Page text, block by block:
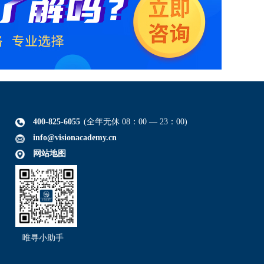
400-825-6055 (全年无休 08：00 — 23：00)
info@visionacademy.cn
网站地图
唯寻小助手